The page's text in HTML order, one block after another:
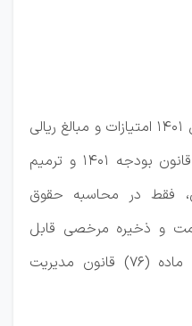
– نحوه اعمال ترمیم حقوق سال ۱۴۰۱ امتیازات و مبالغ ریالی
موضوع جزء (۱) قانون اصلاح قانون بودجه ۱۴۰۱ و ترمیم
فقط در محاسبه حقوق
و ذخیره مرخصی قابل
اعمال است و مشمول تبصره ماده (۷۶) قانون مدیریت